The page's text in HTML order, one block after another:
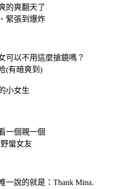
的爽翻天了
緊張到爆炸
可以不用這麼搶鏡嗎？
(有暗爽到)
小女生
一個親一個
蠻女友
一說的就是：Thank Mina.